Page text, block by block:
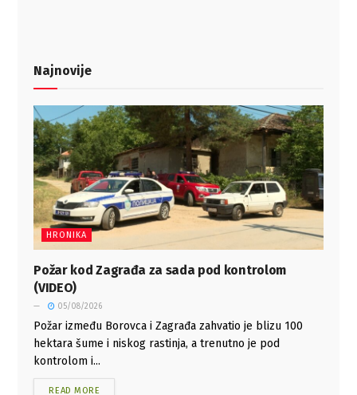
Najnovije
HRONIKA
Požar kod Zagrađa za sada pod kontrolom
(VIDEO)
05/08/2026
Požar između Borovca i Zagrađa zahvatio je blizu 100
hektara šume i niskog rastinja, a trenutno je pod
kontrolom i...
READ MORE